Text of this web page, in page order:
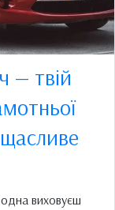
— твій
виховуєш